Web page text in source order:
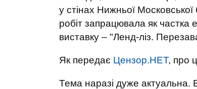
у стінах Нижньої
робіт запрацювала як частка
виставку – "Ленд-ліз.
Як передає Цензор.НЕТ, про
Тема наразі дуже актуальна.